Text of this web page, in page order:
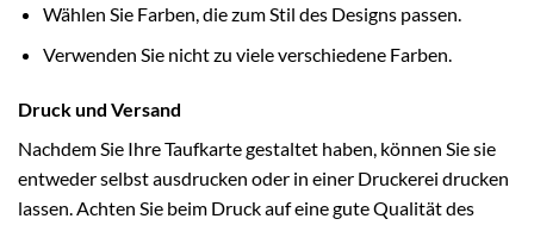
Wählen Sie Farben, die zum Stil des Designs passen.
Verwenden Sie nicht zu viele verschiedene Farben.
Druck und Versand
Nachdem Sie Ihre Taufkarte gestaltet haben, können Sie sie
entweder selbst ausdrucken oder in einer Druckerei drucken
lassen. Achten Sie beim Druck auf eine gute Qualität des